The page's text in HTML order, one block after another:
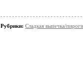
Рубрики: Сладкая выпечка/пироги